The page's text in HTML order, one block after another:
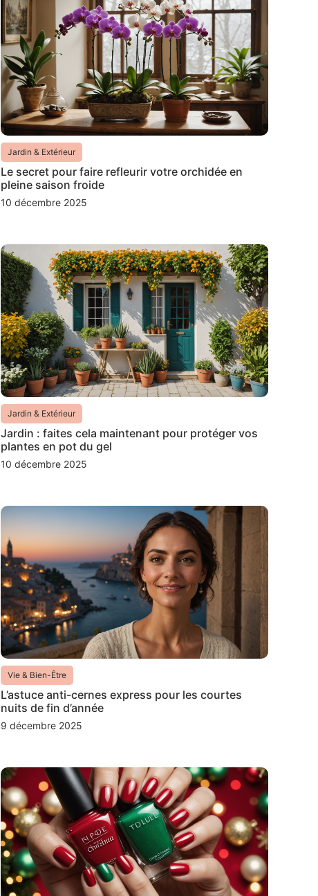
Jardin & Extérieur
Le secret pour faire refleurir votre orchidée en
pleine saison froide
10 décembre 2025
Jardin & Extérieur
Jardin : faites cela maintenant pour protéger vos
plantes en pot du gel
10 décembre 2025
Vie & Bien-Être
L’astuce anti-cernes express pour les courtes
nuits de fin d’année
9 décembre 2025